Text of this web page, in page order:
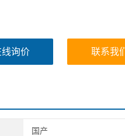
询价 联系我们
国产